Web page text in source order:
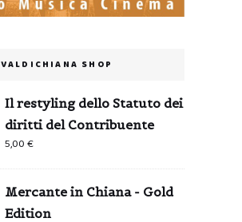
VALDICHIANA SHOP
Il restyling dello Statuto dei
diritti del Contribuente
5,00€
Mercante in Chiana - Gold
Edition